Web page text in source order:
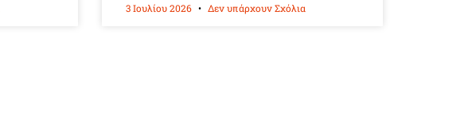
3 Ιουλίου 2026 Δεν υπάρχουν Σχόλια